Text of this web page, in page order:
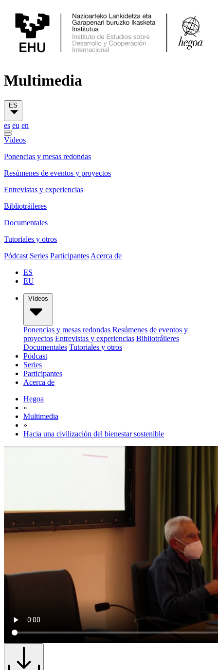
Multimedia
ES
es eu en
Vídeos
Ponencias y mesas redondas
Resúmenes de eventos y proyectos
Entrevistas y experiencias
Bibliotráileres
Documentales
Tutoriales y otros
Pódcast Series Participantes Acerca de
ES
EU
Vídeos
Ponencias y mesas redondas Resúmenes de eventos y
proyectos Entrevistas y experiencias Bibliotráileres
Documentales Tutoriales y otros
Pódcast
Series
Participantes
Acerca de
Hegoa
»
Multimedia
»
Hacia una civilización del bienestar sostenible